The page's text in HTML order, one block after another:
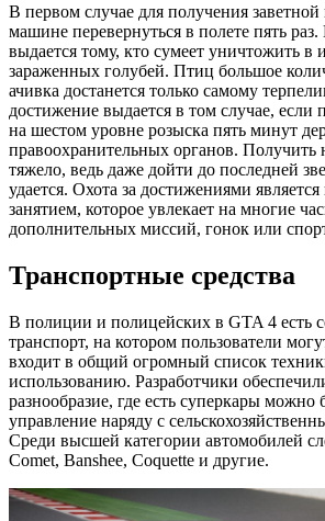
В первом случае для получения
машине перевернуться в полете пять
выдается тому, кто сумеет уничтожить в
зараженных голубей. Птиц большое
ачивка достанется только самому
достижение выдается в том случае, если
на шестом уровне розыска пять минут
правоохранительных органов. Получить
тяжело, ведь даже дойти до последней
удается. Охота за достижениями
занятием, которое увлекает на многие
дополнительных миссий, гонок или
Транспортные средства
В полиции и полицейских в GTA 4 есть
транспорт, на котором пользователи
входит в общий огромный список
использованию. Разработчики
разнообразие, где есть суперкары можно
управление наряду с
Среди высшей категории автомобилей
Comet, Banshee, Coquette и другие.